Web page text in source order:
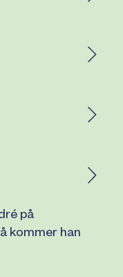
på
kommer han